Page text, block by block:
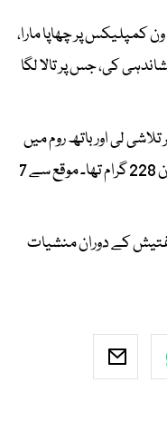
کمپلیکس پر چھاپا مارا،
کی، جس پر تالا لگا
لی اور باتھ روم میں
تھیلیوں میں پیک کوکین ملی، جس کا وزن 228 گرام تھا۔ موقع سے 7
کے دوران منشیات